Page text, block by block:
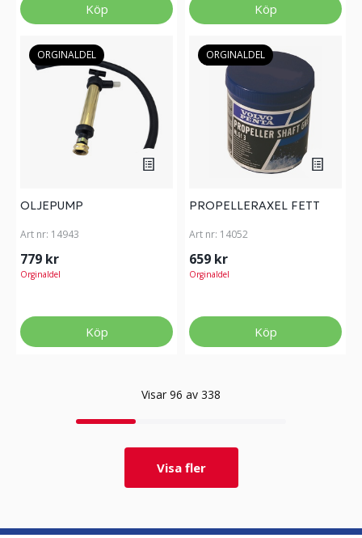
Köp Köp
ORGINALDEL
OLJEPUMP
Art nr: 14943
779 kr
Orginaldel
Köp
ORGINALDEL
PROPELLERAXEL FETT
Art nr: 14052
659 kr
Orginaldel
Köp
Visar 96 av 338
Visa fler